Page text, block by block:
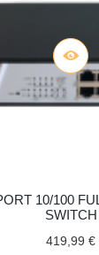
10/100
SWITCH
419,99 €